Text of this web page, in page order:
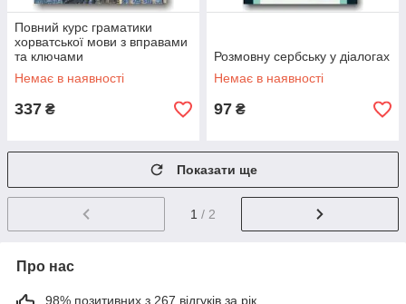
Повний курс граматики
хорватської мови з вправами
та ключами
Немає в наявності
337 ₴
Розмовну сербську у діалогах
Немає в наявності
97 ₴
Показати ще
1 / 2
Про нас
98% позитивних з 267 відгуків за рік